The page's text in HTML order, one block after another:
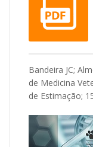
Bandeira JC;
de Medicina
de Estimação;